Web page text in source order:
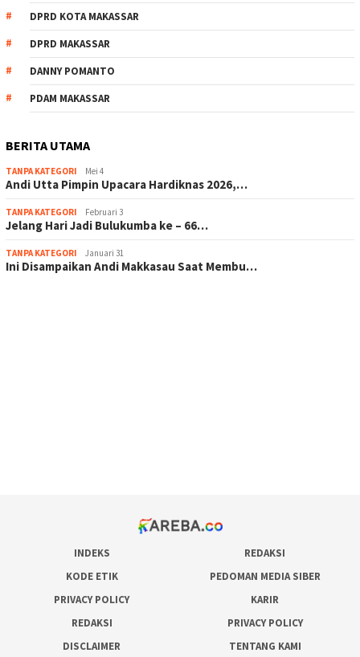
DPRD KOTA MAKASSAR
DPRD MAKASSAR
DANNY POMANTO
PDAM MAKASSAR
BERITA UTAMA
TANPA KATEGORI Mei 4
Andi Utta Pimpin Upacara Hardiknas 2026,…
TANPA KATEGORI Februari 3
Jelang Hari Jadi Bulukumba ke – 66…
TANPA KATEGORI Januari 31
Ini Disampaikan Andi Makkasau Saat Membu…
INDEKS
REDAKSI
KODE ETIK
PEDOMAN MEDIA SIBER
PRIVACY POLICY
KARIR
REDAKSI
PRIVACY POLICY
DISCLAIMER
TENTANG KAMI